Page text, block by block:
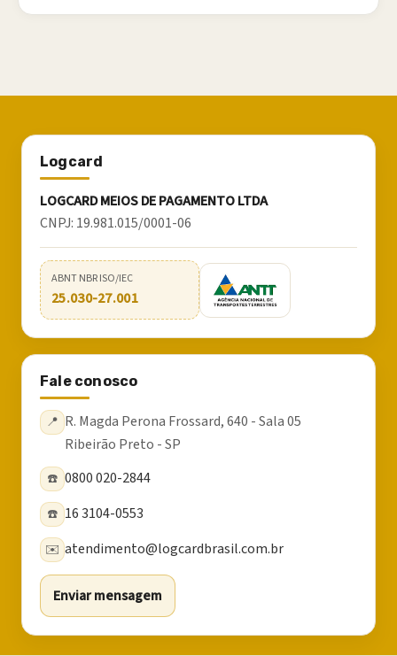
Logcard
LOGCARD MEIOS DE PAGAMENTO LTDA
CNPJ: 19.981.015/0001-06
ABNT NBR ISO/IEC
25.030-27.001
Fale conosco
📍 R. Magda Perona Frossard, 640 - Sala 05
Ribeirão Preto - SP
☎️ 0800 020-2844
☎️ 16 3104-0553
✉️ atendimento@logcardbrasil.com.br
Enviar mensagem